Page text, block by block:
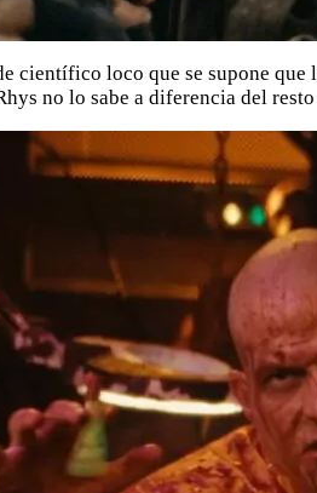
científico loco que se supone
no lo sabe a diferencia del